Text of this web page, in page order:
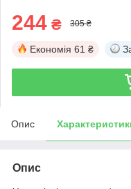
244 ₴ 305 ₴
Економія 61 ₴
Опис
Опис